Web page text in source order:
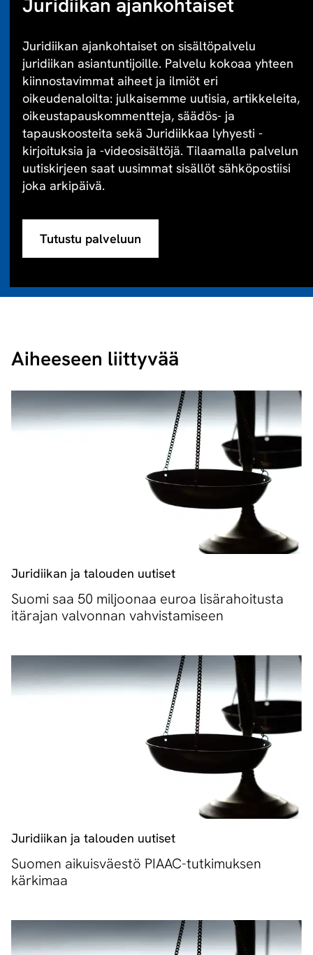
Juridiikan ajankohtaiset on sisältöpalvelu
juridiikan asiantuntijoille. Palvelu kokoaa yhteen
kiinnostavimmat aiheet ja ilmiöt eri
oikeudenaloilta: julkaisemme uutisia, artikkeleita,
oikeustapauskommentteja, säädös- ja
tapauskoosteita sekä Juridiikkaa lyhyesti -
kirjoituksia ja -videosisältöjä. Tilaamalla palvelun
uutiskirjeen saat uusimmat sisällöt sähköpostiisi
joka arkipäivä.
Tutustu palveluun
Aiheeseen liittyvää
Juridiikan ja talouden uutiset
Suomi saa 50 miljoonaa euroa lisärahoitusta
itärajan valvonnan vahvistamiseen
Juridiikan ja talouden uutiset
Suomen aikuisväestö PIAAC-tutkimuksen
kärkimaa